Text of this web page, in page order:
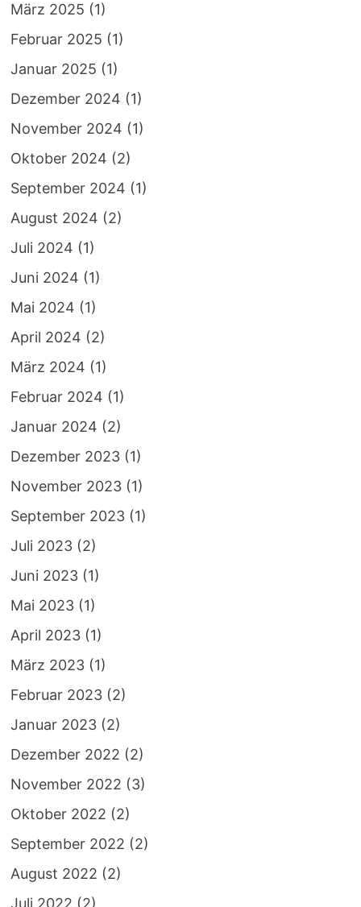
März 2025 (1)
Februar 2025 (1)
Januar 2025 (1)
Dezember 2024 (1)
November 2024 (1)
Oktober 2024 (2)
September 2024 (1)
August 2024 (2)
Juli 2024 (1)
Juni 2024 (1)
Mai 2024 (1)
April 2024 (2)
März 2024 (1)
Februar 2024 (1)
Januar 2024 (2)
Dezember 2023(1)
November 2023(1)
September 2023(1)
Juli 2023(2)
Juni 2023(1)
Mai 2023(1)
April 2023(1)
März 2023(1)
Februar 2023(2)
Januar 2023(2)
Dezember 2022 (2)
November 2022 (3)
Oktober 2022 (2)
September 2022 (2)
August 2022 (2)